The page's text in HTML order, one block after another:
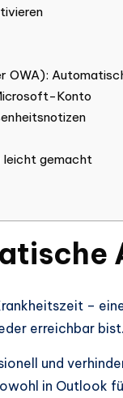
OWA):
Konto
leicht gemacht
–
erreichbar bist.
und
in Outlook